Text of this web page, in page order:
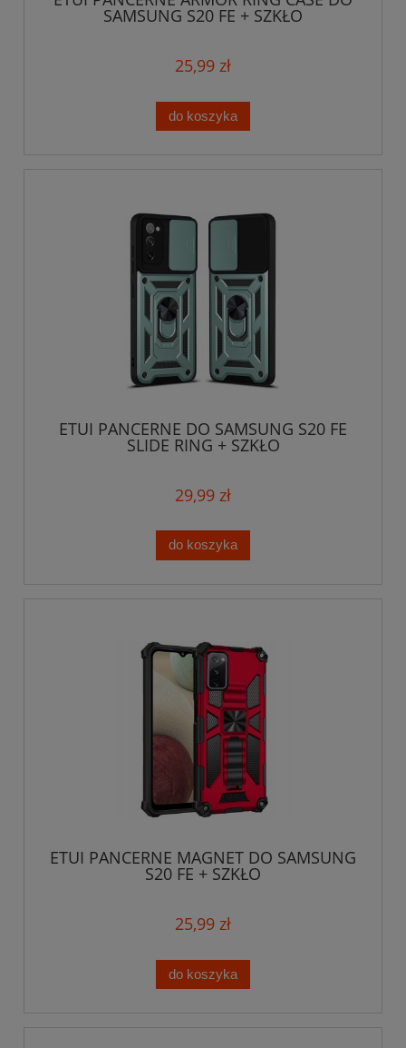
SAMSUNG S20 FE + SZKŁO
25,99 zł
do koszyka
ETUI PANCERNE DO SAMSUNG S20 FE
SLIDE RING + SZKŁO
29,99 zł
do koszyka
ETUI PANCERNE MAGNET DO SAMSUNG
S20 FE + SZKŁO
25,99 zł
do koszyka